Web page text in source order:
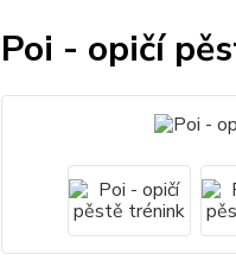
Poi - opičí